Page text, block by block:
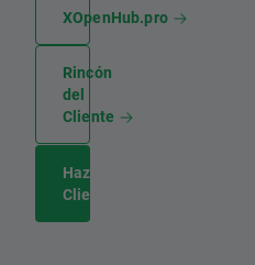
XOpenHub.pro
Rincón
del
Cliente
Hazte
Cliente